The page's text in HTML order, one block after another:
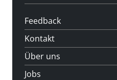
Feedback
Kontakt
Über uns
Jobs